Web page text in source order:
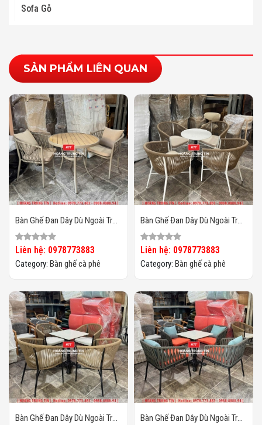
Sofa Gỗ
SẢN PHẨM LIÊN QUAN
Bàn Ghế Đan Dây Dù Ngoài Trời
HTT06
Liên hệ: 0978773883
Category: Bàn ghế cà phê
Bàn Ghế Đan Dây Dù Ngoài Trời
HTT05
Liên hệ: 0978773883
Category: Bàn ghế cà phê
Bàn Ghế Đan Dây Dù Ngoài Trời
Bàn Ghế Đan Dây Dù Ngoài Trời